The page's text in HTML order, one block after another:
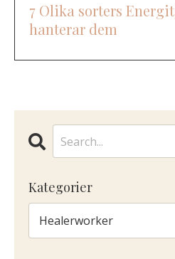
7 Olika sorters
hanterar dem
Kategorier